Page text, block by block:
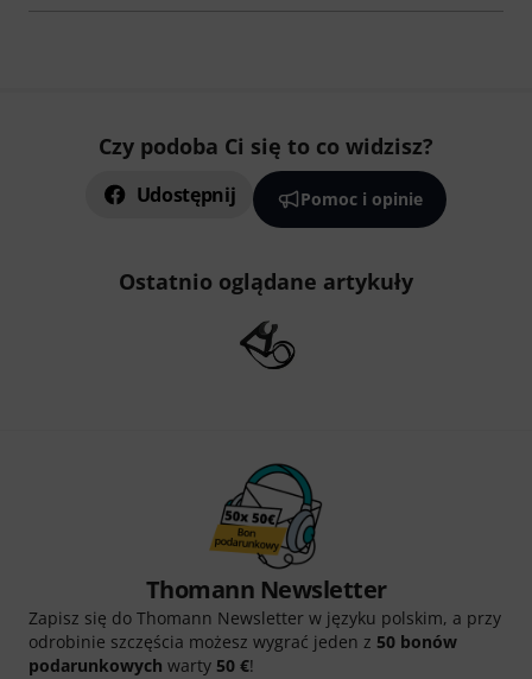
Czy podoba Ci się to co widzisz?
Udostępnij Pomoc i opinie
Ostatnio oglądane artykuły
Thomann Newsletter
Zapisz się do Thomann Newsletter w języku polskim, a przy
odrobinie szczęścia możesz wygrać jeden z 50 bonów
podarunkowych warty 50 €!